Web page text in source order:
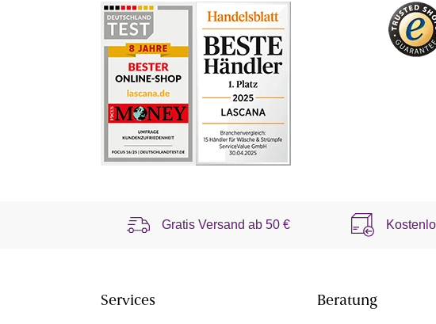
Gratis Versand ab50 €
Services Beratung